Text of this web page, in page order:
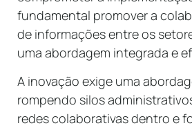
fundamental promover a
de informações entre os
uma abordagem integrada e
A inovação exige uma
rompendo silos
redes colaborativas dentro e